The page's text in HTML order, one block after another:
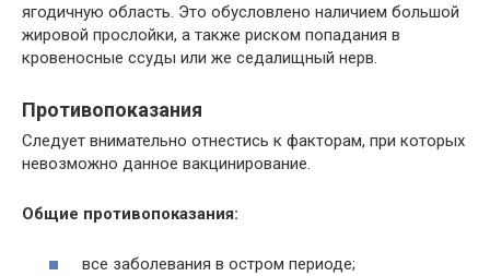
ягодичную область. Это обусловлено наличием большой
жировой прослойки, а также риском попадания в
кровеносные ссуды или же седалищный нерв.
Противопоказания
Следует внимательно отнестись к факторам, при которых
невозможно данное вакцинирование.
Общие противопоказания:
все заболевания в остром периоде;